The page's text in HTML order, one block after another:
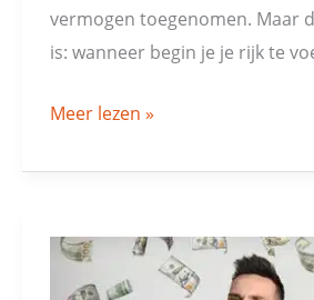
vermogen toegenomen. Maar
is: wanneer begin je je rijk te
Meer lezen »
Nog
meer